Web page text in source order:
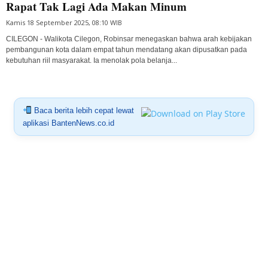
Rapat Tak Lagi Ada Makan Minum
Kamis 18 September 2025, 08:10 WIB
CILEGON - Walikota Cilegon, Robinsar menegaskan bahwa arah kebijakan
pembangunan kota dalam empat tahun mendatang akan dipusatkan pada
kebutuhan riil masyarakat. Ia menolak pola belanja...
Baca berita lebih cepat lewat
aplikasi BantenNews.co.id